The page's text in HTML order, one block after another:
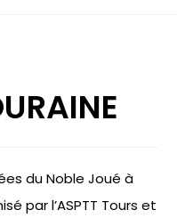
du Noble Joué à
par l’ASPTT Tours et